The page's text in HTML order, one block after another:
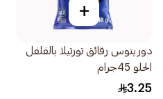
+
دوريتوس رقائق تورتيلا بالفلفل
الحلو 45جرام
3.25